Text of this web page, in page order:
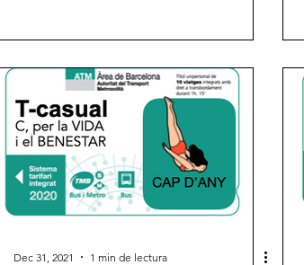
Dec 31, 2021 1 min de lectura